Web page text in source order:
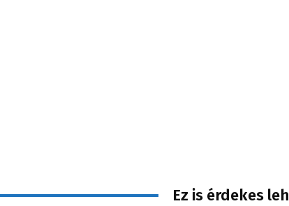
Ez is érdekes